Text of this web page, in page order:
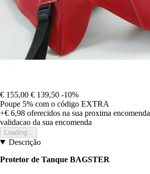
€ 155,00 € 139,50 -10%
Poupe 5% com o código EXTRA
+€ 6,98 oferecidos na sua proxima encomenda
validacao da sua encomenda
Loading...
Descrição
Protetor de Tanque BAGSTER